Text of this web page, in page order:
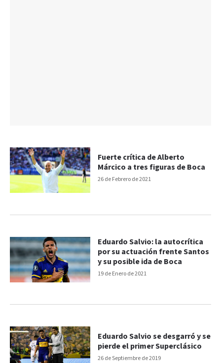
26 de Febrero de 2021
Fuerte crítica de Alberto
Márcico a tres figuras de Boca
19 de Enero de 2021
Eduardo Salvio: la autocrítica
por su actuación frente Santos
y su posible ida de Boca
26 de Septiembre de 2019
Eduardo Salvio se desgarró y se
pierde el primer Superclásico